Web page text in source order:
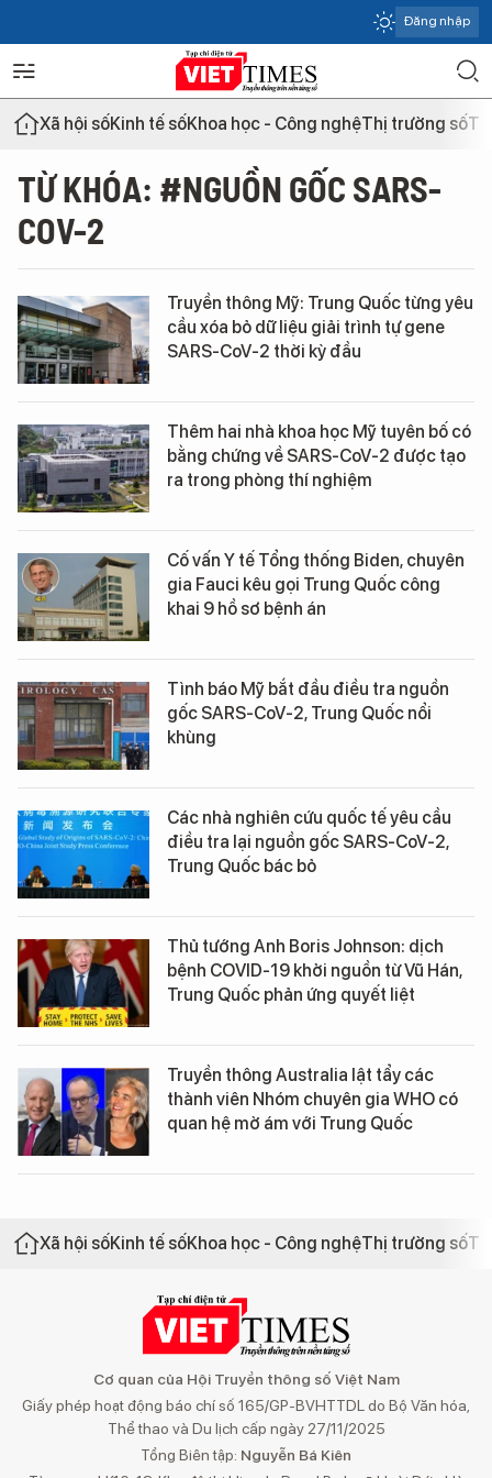
Đăng nhập
Xã hội sốKinh tế sốKhoa học - Công nghệThị trường số
TỪ KHÓA: #NGUỒN GỐC SARS-
COV-2
Truyền thông Mỹ: Trung Quốc từng yêu
cầu xóa bỏ dữ liệu giải trình tự gene
SARS-CoV-2 thời kỳ đầu
Thêm hai nhà khoa học Mỹ tuyên bố có
bằng chứng về SARS-CoV-2 được tạo
ra trong phòng thí nghiệm
Cố vấn Y tế Tổng thống Biden, chuyên
gia Fauci kêu gọi Trung Quốc công
khai 9 hồ sơ bệnh án
Tình báo Mỹ bắt đầu điều tra nguồn
gốc SARS-CoV-2, Trung Quốc nổi
khùng
Các nhà nghiên cứu quốc tế yêu cầu
điều tra lại nguồn gốc SARS-CoV-2,
Trung Quốc bác bỏ
Thủ tướng Anh Boris Johnson: dịch
bệnh COVID-19 khởi nguồn từ Vũ Hán,
Trung Quốc phản ứng quyết liệt
Truyền thông Australia lật tẩy các
thành viên Nhóm chuyên gia WHO có
quan hệ mờ ám với Trung Quốc
Xã hội sốKinh tế sốKhoa học - Công nghệThị trường số
Cơ quan của Hội Truyền thông số Việt Nam
Giấy phép hoạt động báo chí số 165/GP-BVHTTDL do Bộ Văn hóa,
Thể thao và Du lịch cấp ngày 27/11/2025
Tổng Biên tập: Nguyễn Bá Kiên